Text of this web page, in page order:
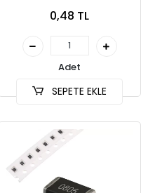
0,48 TL
Adet
SEPETE EKLE